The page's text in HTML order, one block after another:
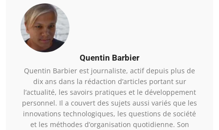
Quentin Barbier
Quentin Barbier est journaliste, actif depuis plus de
dix ans dans la rédaction d’articles portant sur
l’actualité, les savoirs pratiques et le développement
personnel. Il a couvert des sujets aussi variés que les
innovations technologiques, les questions de société
et les méthodes d’organisation quotidienne. Son